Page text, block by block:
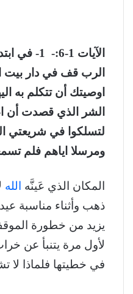
الرب قف في دار بيت
ومرسلا اياهم فلم تسمعوا. 6- اجعل هذا البيت كشيلوه وهذه المدينة اجعلها لعنة
المكان الذي عَينَّه الله
ذهب وأثناء مناسبة
يزيد من خطورة
في خطيتها فلماذا لا